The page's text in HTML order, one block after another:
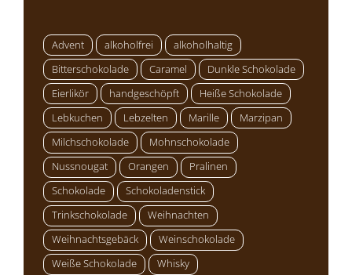
Advent alkoholfrei
alkoholhaltig
Bitterschokolade
Caramel
Dunkle Schokolade
Eierlikör
handgeschöpft
Heiße Schokolade
Lebkuchen
Lebzelten Marille
Marzipan
Milchschokolade
Mohnschokolade
Nussnougat
Orangen
Pralinen
Schokolade
Schokoladenstick
Trinkschokolade
Weihnachten
Weihnachtsgebäck
Weinschokolade
Weiße Schokolade
Whisky